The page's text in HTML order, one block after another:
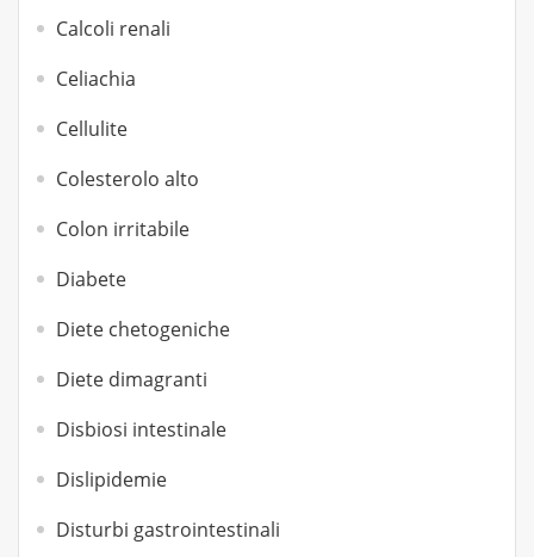
Calcoli renali
Celiachia
Cellulite
Colesterolo alto
Colon irritabile
Diabete
Diete chetogeniche
Diete dimagranti
Disbiosi intestinale
Dislipidemie
Disturbi gastrointestinali